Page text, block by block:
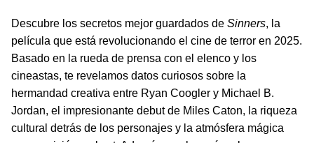
Descubre los secretos mejor guardados de Sinners, la
película que está revolucionando el cine de terror en 2025.
Basado en la rueda de prensa con el elenco y los
cineastas, te revelamos datos curiosos sobre la
hermandad creativa entre Ryan Coogler y Michael B.
Jordan, el impresionante debut de Miles Caton, la riqueza
cultural detrás de los personajes y la atmósfera mágica